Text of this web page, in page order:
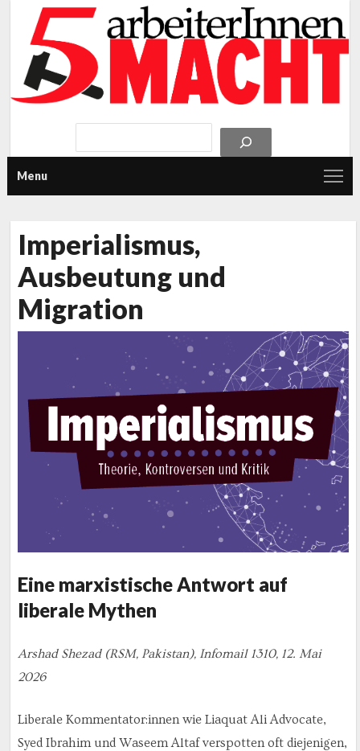
Menu
Imperialismus,
Ausbeutung und
Migration
Eine marxistische Antwort auf
liberale Mythen
Arshad Shezad (RSM, Pakistan), Infomail 1310, 12. Mai
2026
Liberale Kommentator:innen wie Liaquat Ali Advocate,
Syed Ibrahim und Waseem Altaf verspotten oft diejenigen,